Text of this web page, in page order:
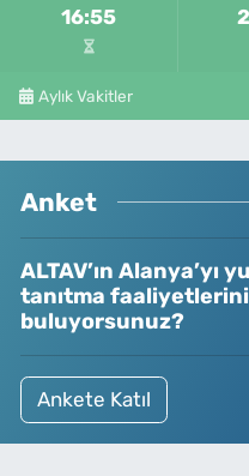
16:55
Aylık Vakitler
Anket
ALTAV’ın Alanya’yı
tanıtma
buluyorsunuz?
Ankete Katıl